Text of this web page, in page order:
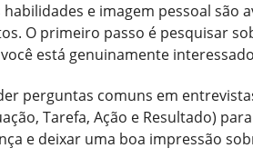
e imagem pessoal são
O primeiro passo é pesquisar
está genuinamente
perguntas comuns em
Tarefa, Ação e Resultado)
e deixar uma boa impressão